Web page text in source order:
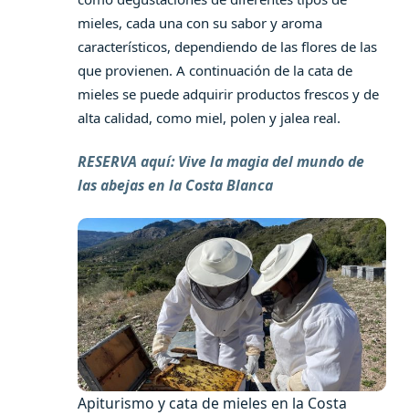
mieles, cada una con su sabor y aroma
característicos, dependiendo de las flores de las
que provienen. A continuación de la cata de
mieles se puede adquirir productos frescos y de
alta calidad, como miel, polen y jalea real.
RESERVA aquí: Vive la magia del mundo de
las abejas en la Costa Blanca
Apiturismo y cata de mieles en la Costa